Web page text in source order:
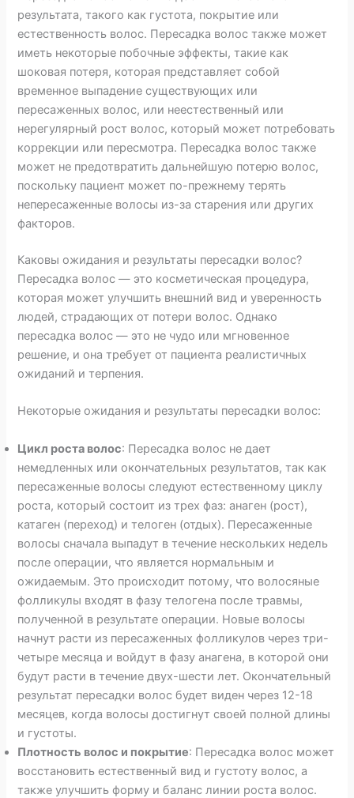
результата, такого как густота, покрытие или
естественность волос. Пересадка волос также может
иметь некоторые побочные эффекты, такие как
шоковая потеря, которая представляет собой
временное выпадение существующих или
пересаженных волос, или неестественный или
нерегулярный рост волос, который может потребовать
коррекции или пересмотра. Пересадка волос также
может не предотвратить дальнейшую потерю волос,
поскольку пациент может по-прежнему терять
непересаженные волосы из-за старения или других
факторов.
Каковы ожидания и результаты пересадки волос?
Пересадка волос — это косметическая процедура,
которая может улучшить внешний вид и уверенность
людей, страдающих от потери волос. Однако
пересадка волос — это не чудо или мгновенное
решение, и она требует от пациента реалистичных
ожиданий и терпения.
Некоторые ожидания и результаты пересадки волос:
Цикл роста волос: Пересадка волос не дает
немедленных или окончательных результатов, так как
пересаженные волосы следуют естественному циклу
роста, который состоит из трех фаз: анаген (рост),
катаген (переход) и телоген (отдых). Пересаженные
волосы сначала выпадут в течение нескольких недель
после операции, что является нормальным и
ожидаемым. Это происходит потому, что волосяные
фолликулы входят в фазу телогена после травмы,
полученной в результате операции. Новые волосы
начнут расти из пересаженных фолликулов через три-
четыре месяца и войдут в фазу анагена, в которой они
будут расти в течение двух-шести лет. Окончательный
результат пересадки волос будет виден через 12-18
месяцев, когда волосы достигнут своей полной длины
и густоты.
Плотность волос и покрытие: Пересадка волос может
восстановить естественный вид и густоту волос, а
также улучшить форму и баланс линии роста волос.